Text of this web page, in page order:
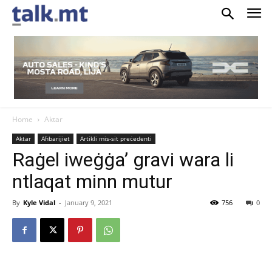
Home Aktar
Aktar Aħbarijiet Artikli mis-sit preċedenti
Raġel iweġġa’ gravi wara li
ntlaqat minn mutur
By Kyle Vidal - January 9, 2021 0
756